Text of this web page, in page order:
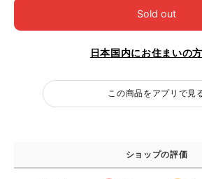
Sold out
日本国内にお住まいの
この商品をアプリで見
ショップの評価